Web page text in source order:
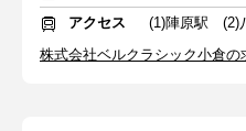
アクセス
(1)陣原駅 (2)
株式会社ベルクラシック小倉の